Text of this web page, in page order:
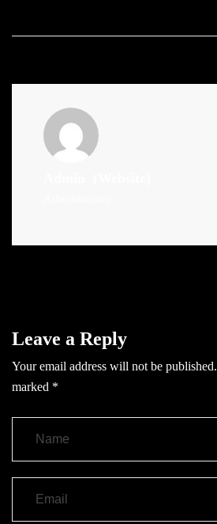
Leave a Reply
Your email address will not be published.
marked *